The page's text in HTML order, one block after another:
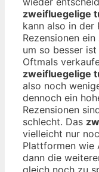
zweifluegelige
kann also in der
Rezensionen ein
um so besser
Oftmals
zweifluegelige
also noch
dennoch ein
Rezensionen
schlecht. Das
vielleicht nur
Plattformen wie
dann die